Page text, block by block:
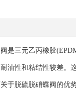
三元乙丙橡胶
油性和粘结性较差。
于脱硫脱硝蝶阀的优